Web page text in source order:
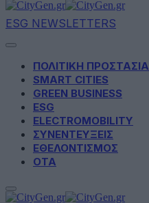
ESG NEWSLETTERS
ΠΟΛΙΤΙΚΗ ΠΡΟΣΤΑΣΙΑ
SMART CITIES
GREEN BUSINESS
ESG
ELECTROMOBILITY
ΣΥΝΕΝΤΕΥΞΕΙΣ
ΕΘΕΛΟΝΤΙΣΜΟΣ
ΟΤΑ